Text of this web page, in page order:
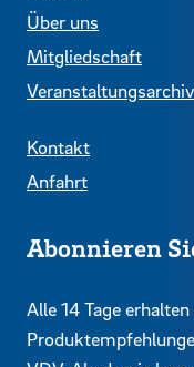
Abonnieren
Alle 14 Tage
Über uns
Mitgliedschaft
Veranstaltungsarchiv
Kontakt
Anfahrt